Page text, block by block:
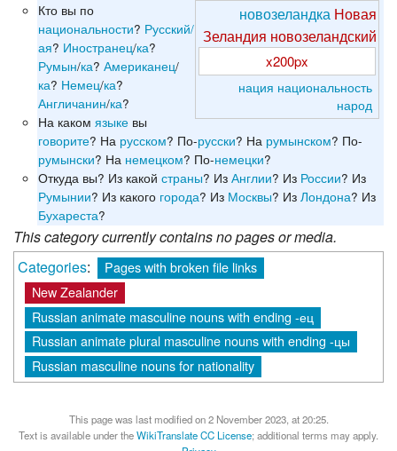
новозеландка Новая
Зеландия новозеландский
x200px
нация национальность
народ
Кто вы по
национальности? Русский/
ая? Иностранец/ка?
Румын/ка?Американец/
ка? Немец/ка?
Англичанин/ка?
На какомязыке вы
говорите? На русском? По-русски? На румынском? По-
румынски? На немецком? По-немецки?
Откуда вы? Из какойстраны? ИзАнглии? Из России? Из
Румынии? Из какого города? Из Москвы? ИзЛондона? Из
Бухареста?
This category currently contains no pages or media.
Categories:
Pages with broken file links
New Zealander
Russian animate masculine nouns with ending -ец
Russian animate plural masculine nouns with ending -цы
Russian masculine nouns for nationality
This page was last modified on 2 November 2023, at 20:25.
Text is available under theWikiTranslate CC License; additional terms may apply.